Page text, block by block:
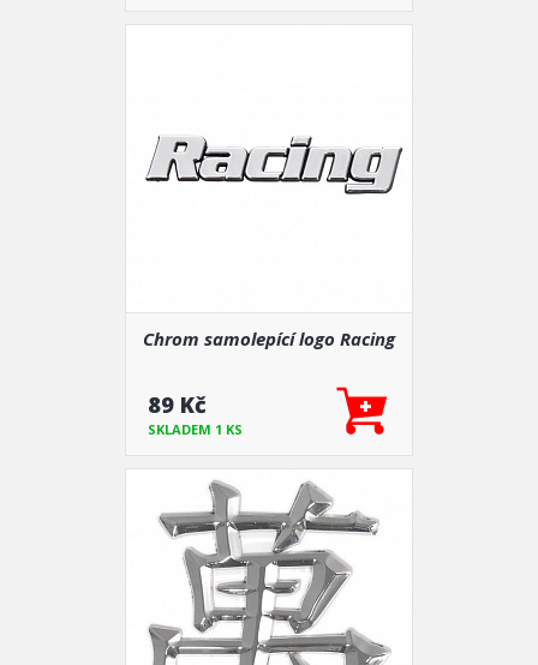
Chrom samolepící logo Racing
89 Kč
SKLADEM 1 KS